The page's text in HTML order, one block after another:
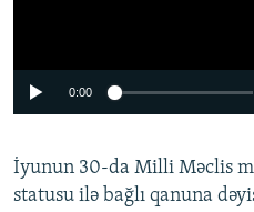
0:00
İyunun 30-da Milli Məclis
statusu ilə bağlı qanuna